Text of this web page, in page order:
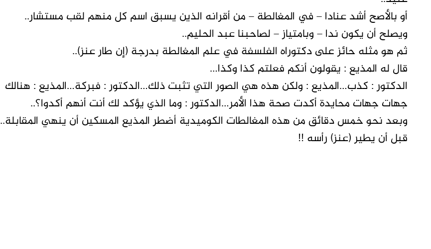
أو بالأصح أشد عنادا – في المغالطة – من أقرانه الذين يسبق اسم كل منهم لقب مستشار..
ويصلح أن يكون ندا – وبامتياز – لصاحبنا عبد الحليم..
ثم هو مثله حائز على دكتوراه الفلسفة في علم المغالطة بدرجة (إن طار عنز)..
قال له المذيع : يقولون أنكم فعلتم كذا وكذا…
الدكتور : كذب…المذيع : ولكن هذه هي الصور التي تثبت ذلك…الدكتور : فبركة…المذيع : هنالك
جهات جهات محايدة أكدت صحة هذا الأمر…الدكتور : وما الذي يؤكد لك أنت أنهم أكدوا؟..
وبعد نحو خمس دقائق من هذه المغالطات الكوميدية أضطر المذيع المسكين أن ينهي المقابلة..
قبل أن يطير (عنز) رأسه !!